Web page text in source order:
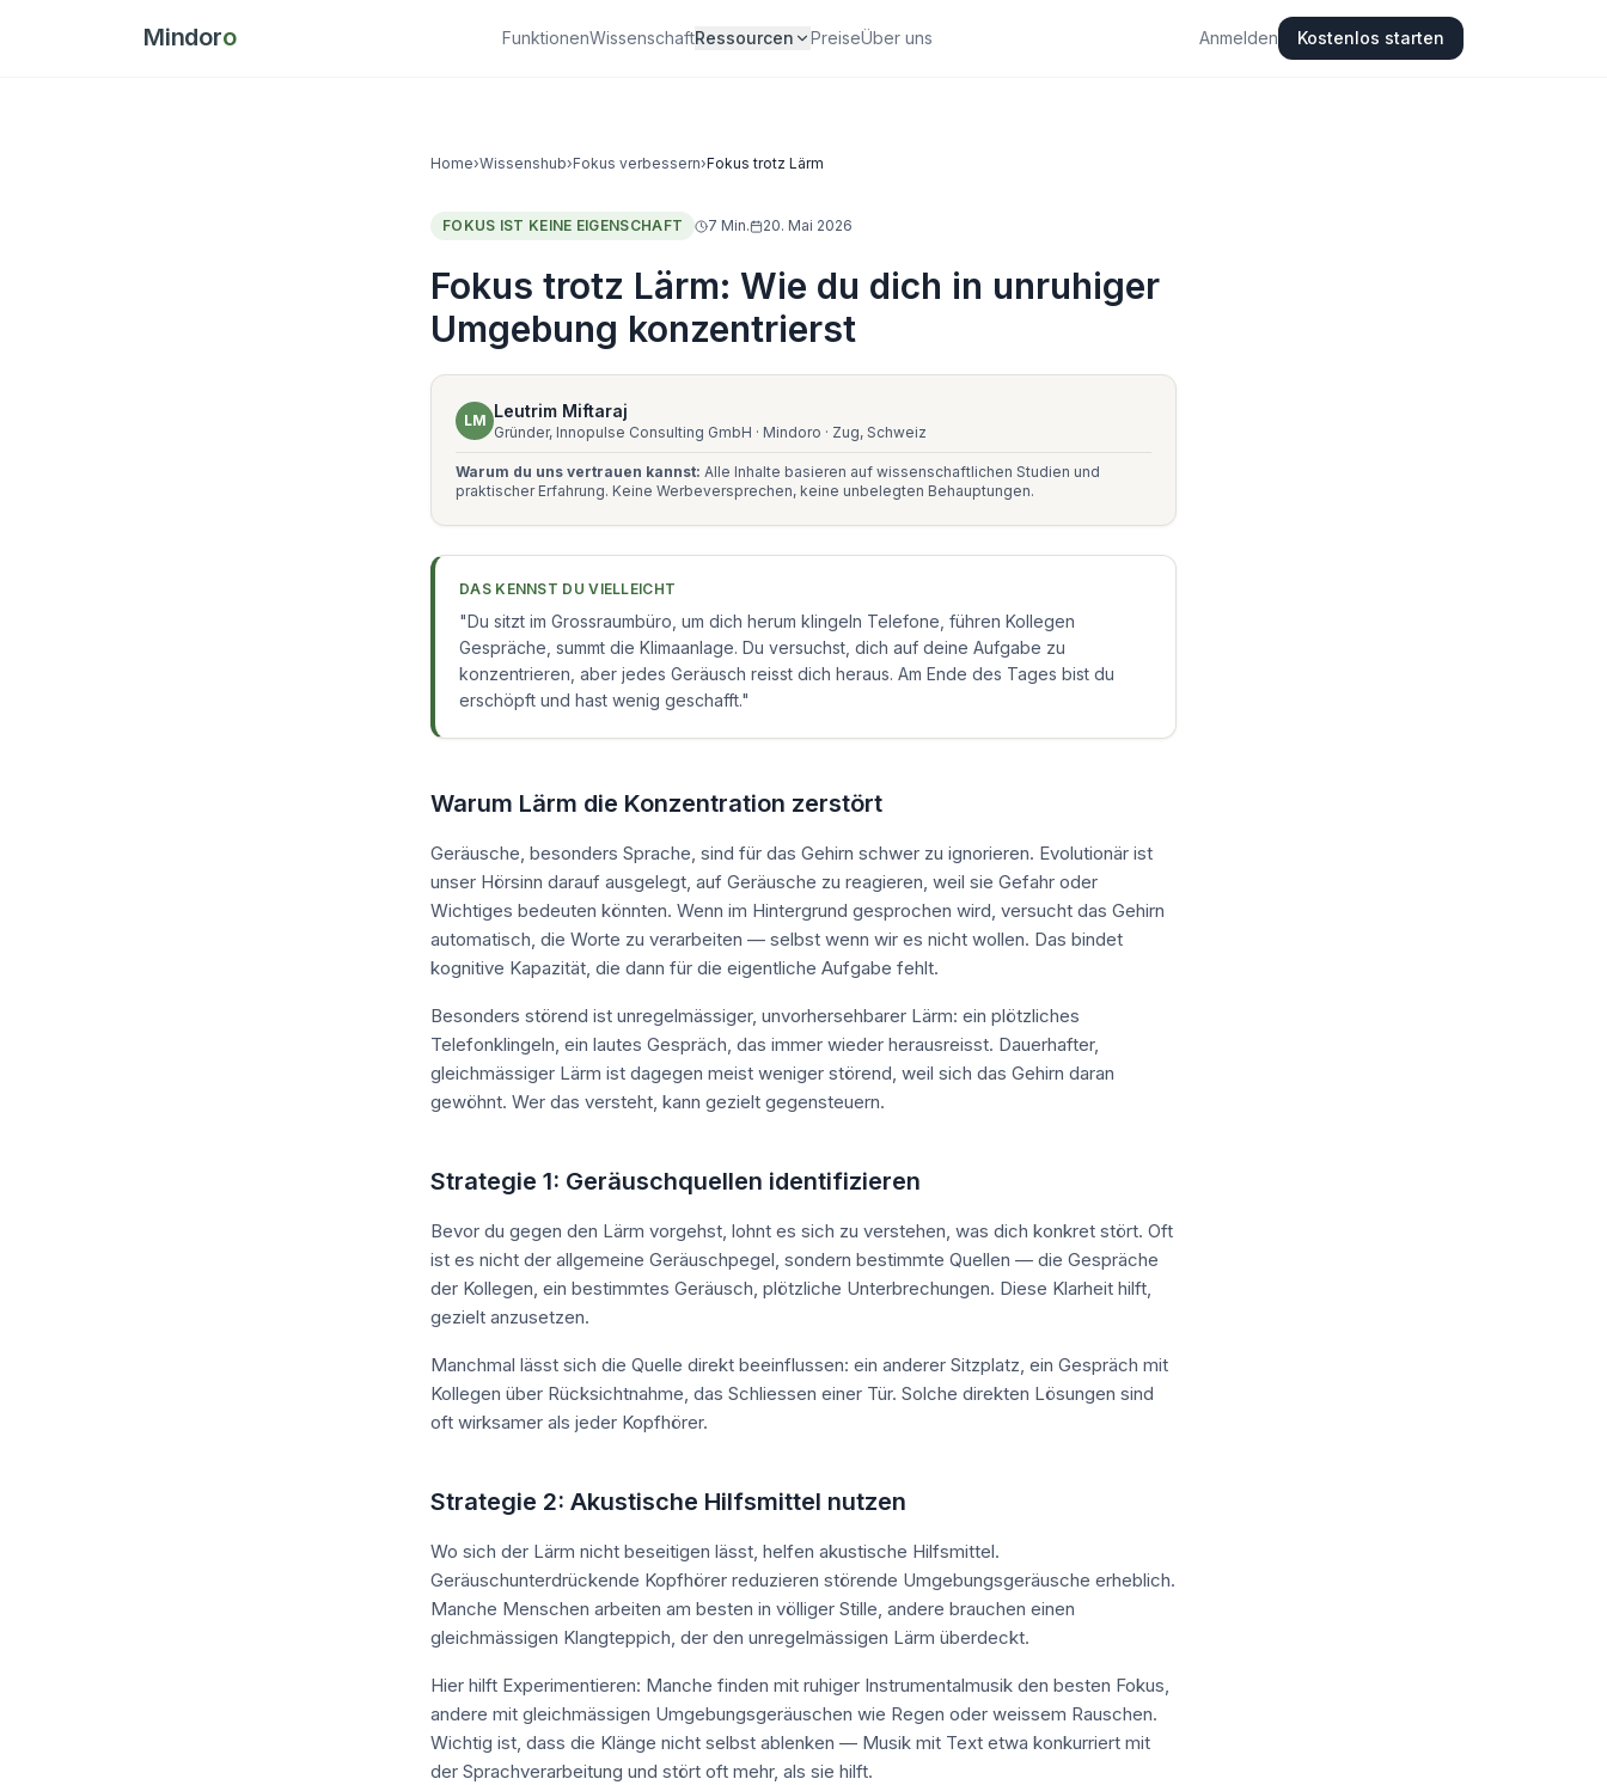
Mindoro FunktionenWissenschaftRessourcen PreiseÜber uns Anmelden Kostenlos starten
Home›Wissenshub›Fokus verbessern›Fokus trotz Lärm
FOKUS IST KEINE EIGENSCHAFT 7 Min. 20. Mai 2026
Fokus trotz Lärm: Wie du dich in unruhiger
Umgebung konzentrierst
LM Leutrim Miftaraj
Gründer, Innopulse Consulting GmbH · Mindoro · Zug, Schweiz
Warum du uns vertrauen kannst: Alle Inhalte basieren auf wissenschaftlichen Studien und
praktischer Erfahrung. Keine Werbeversprechen, keine unbelegten Behauptungen.
DAS KENNST DU VIELLEICHT
"Du sitzt im Grossraumbüro, um dich herum klingeln Telefone, führen Kollegen
Gespräche, summt die Klimaanlage. Du versuchst, dich auf deine Aufgabe zu
konzentrieren, aber jedes Geräusch reisst dich heraus. Am Ende des Tages bist du
erschöpft und hast wenig geschafft."
Warum Lärm die Konzentration zerstört
Geräusche, besonders Sprache, sind für das Gehirn schwer zu ignorieren. Evolutionär ist
unser Hörsinn darauf ausgelegt, auf Geräusche zu reagieren, weil sie Gefahr oder
Wichtiges bedeuten könnten. Wenn im Hintergrund gesprochen wird, versucht das Gehirn
automatisch, die Worte zu verarbeiten — selbst wenn wir es nicht wollen. Das bindet
kognitive Kapazität, die dann für die eigentliche Aufgabe fehlt.
Besonders störend ist unregelmässiger, unvorhersehbarer Lärm: ein plötzliches
Telefonklingeln, ein lautes Gespräch, das immer wieder herausreisst. Dauerhafter,
gleichmässiger Lärm ist dagegen meist weniger störend, weil sich das Gehirn daran
gewöhnt. Wer das versteht, kann gezielt gegensteuern.
Strategie 1: Geräuschquellen identifizieren
Bevor du gegen den Lärm vorgehst, lohnt es sich zu verstehen, was dich konkret stört. Oft
ist es nicht der allgemeine Geräuschpegel, sondern bestimmte Quellen — die Gespräche
der Kollegen, ein bestimmtes Geräusch, plötzliche Unterbrechungen. Diese Klarheit hilft,
gezielt anzusetzen.
Manchmal lässt sich die Quelle direkt beeinflussen: ein anderer Sitzplatz, ein Gespräch mit
Kollegen über Rücksichtnahme, das Schliessen einer Tür. Solche direkten Lösungen sind
oft wirksamer als jeder Kopfhörer.
Strategie 2: Akustische Hilfsmittel nutzen
Wo sich der Lärm nicht beseitigen lässt, helfen akustische Hilfsmittel.
Geräuschunterdrückende Kopfhörer reduzieren störende Umgebungsgeräusche erheblich.
Manche Menschen arbeiten am besten in völliger Stille, andere brauchen einen
gleichmässigen Klangteppich, der den unregelmässigen Lärm überdeckt.
Hier hilft Experimentieren: Manche finden mit ruhiger Instrumentalmusik den besten Fokus,
andere mit gleichmässigen Umgebungsgeräuschen wie Regen oder weissem Rauschen.
Wichtig ist, dass die Klänge nicht selbst ablenken — Musik mit Text etwa konkurriert mit
der Sprachverarbeitung und stört oft mehr, als sie hilft.